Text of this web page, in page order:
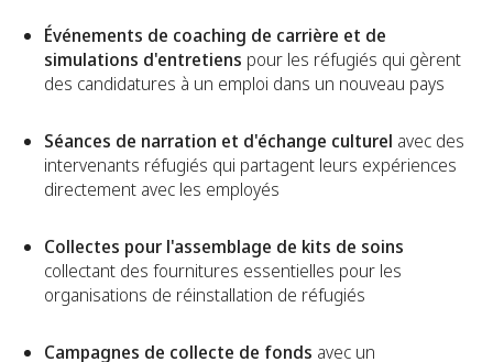
Événements de coaching de carrière et de
simulations d'entretiens pour les réfugiés qui gèrent
des candidatures à un emploi dans un nouveau pays
Séances de narration et d'échange culturel avec des
intervenants réfugiés qui partagent leurs expériences
directement avec les employés
Collectes pour l'assemblage de kits de soins
collectant des fournitures essentielles pour les
organisations de réinstallation de réfugiés
Campagnes de collecte de fonds avec un